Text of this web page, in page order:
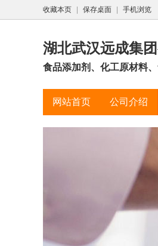
收藏本页 保存桌面 手机浏览
湖北武汉远成集
食品添加剂、化工原材料
网站首页 公司介绍